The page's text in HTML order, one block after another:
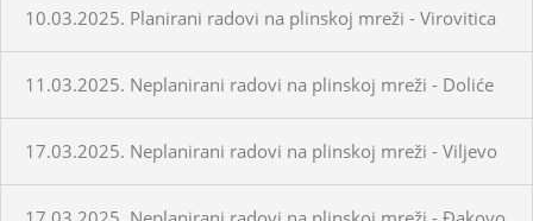
10.03.2025. Planirani radovi na plinskoj mreži - Virovitica
11.03.2025. Neplanirani radovi na plinskoj mreži - Doliće
17.03.2025. Neplanirani radovi na plinskoj mreži - Viljevo